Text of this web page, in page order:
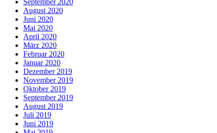
August 2020
Juni 2020
Mai 2020
April 2020
März 2020
Februar 2020
Januar 2020
Dezember 2019
November 2019
Oktober 2019
September 2019
August 2019
Juli 2019
Juni 2019